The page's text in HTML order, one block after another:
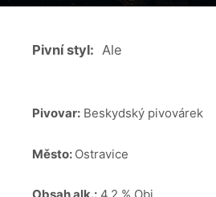
Pivní styl: Ale
Pivovar: Beskydský pivovárek
Město: Ostravice